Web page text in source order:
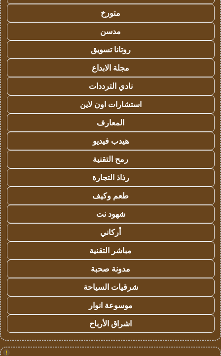
متورخ
مدسن
روتانا تسويق
مجلة الابداع
نادي الترددات
استشارات اون لاين
المعارف
هيدب فيديو
رمح التقنية
رذاذ التجارة
طعم وكيف
شهود نت
أركاني
مباشر التقنية
مدونة صحبة
شرقيات السياحة
موسوعة انوار
اشراق الأرباح
!